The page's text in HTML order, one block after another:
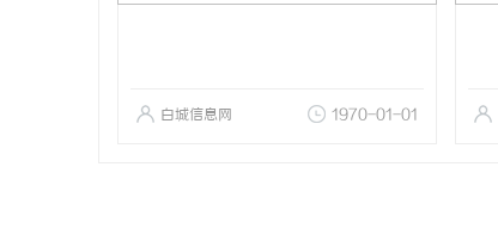
白城信息网 1970-01-01